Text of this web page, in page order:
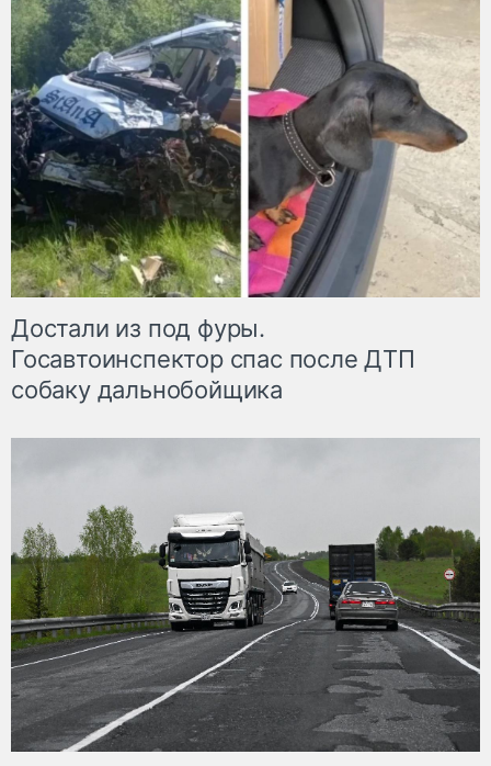
Достали из под фуры.
Госавтоинспектор спас после ДТП
собаку дальнобойщика